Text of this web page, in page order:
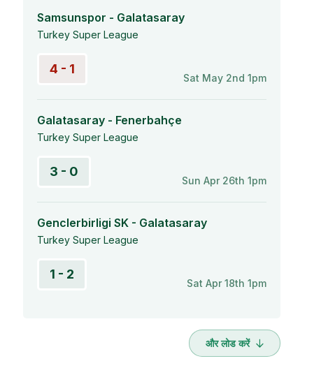
Samsunspor - Galatasaray
Turkey Super League
4 - 1
Sat May 2nd 1pm
Galatasaray - Fenerbahçe
Turkey Super League
3 - 0
Sun Apr 26th 1pm
Genclerbirligi SK - Galatasaray
Turkey Super League
1 - 2
Sat Apr 18th 1pm
और लोड करें